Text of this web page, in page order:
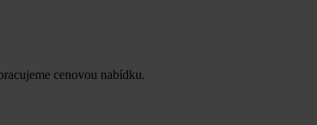
cenovou nabídku.